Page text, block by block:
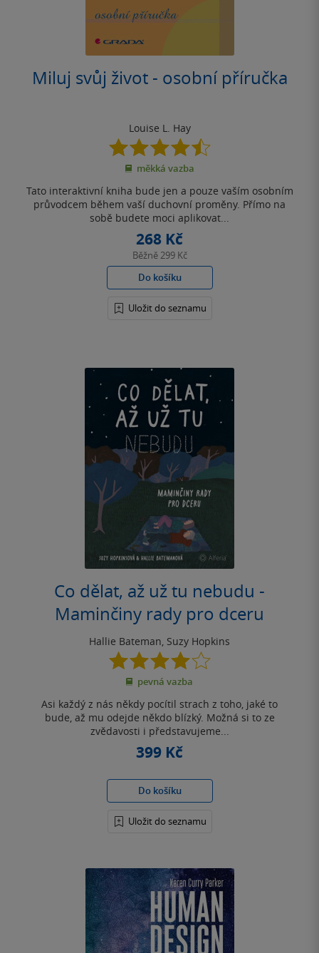
Miluj svůj život - osobní příručka
Louise L. Hay
4.5
z
5
měkká vazba
Tato interaktivní kniha bude jen a pouze vaším osobním
průvodcem během vaší duchovní proměny. Přímo na
sobě budete moci aplikovat...
268 Kč
Běžně299 Kč
Do košíku
Uložit do seznamu
Co dělat, až už tu nebudu -
Maminčiny rady pro dceru
Hallie Bateman, Suzy Hopkins
4.0
z
5
pevná vazba
Asi každý z nás někdy pocítil strach z toho, jaké to
bude, až mu odejde někdo blízký. Možná si to ze
zvědavosti i představujeme...
399 Kč
Do košíku
Uložit do seznamu